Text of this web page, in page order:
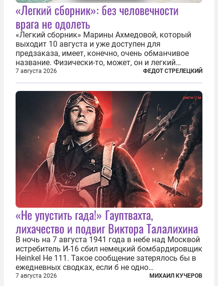
«Легкий сборник»: без человечности
врага не одолеть
«Легкий сборник» Марины Ахмедовой, который
выходит 10 августа и уже доступен для
предзаказа, имеет, конечно, очень обманчивое
название. Физически-то, может, он и легкий
относительно. Но метафизически —
безотносительно тяжелый. Десять рассказов,
каждый из которых напрямую или косвенно (в
основном —...
7 августа 2026 ФЕДОТ СТРЕЛЕЦКИЙ
«Не упустить гада!» Гауптвахта,
лихачество и подвиг Виктора Талалихина
В ночь на 7 августа 1941 года в небе над Москвой
истребитель И-16 сбил немецкий бомбардировщик
Heinkel He 111. Такое сообщение затерялось бы в
ежедневных сводках, если б не одно
обстоятельство. Это был один из первых в
7 августа 2026 МИХАИЛ КУЧЕРОВ